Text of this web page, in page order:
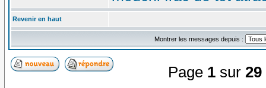
Revenir en haut
Montrer les messages depuis :
Page 1 sur29